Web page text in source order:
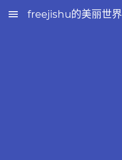
menu freejishu的美丽世界